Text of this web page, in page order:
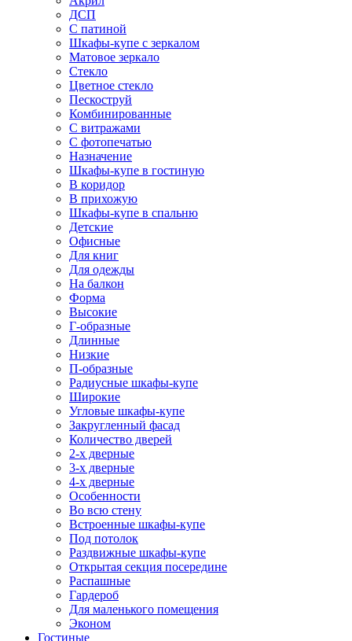
ДСП
С патиной
Шкафы-купе с зеркалом
Матовое зеркало
Стекло
Цветное стекло
Пескоструй
Комбинированные
С витражами
С фотопечатью
Назначение
Шкафы-купе в гостиную
В коридор
В прихожую
Шкафы-купе в спальню
Детские
Офисные
Для книг
Для одежды
На балкон
Форма
Высокие
Г-образные
Длинные
Низкие
П-образные
Радиусные шкафы-купе
Широкие
Угловые шкафы-купе
Закругленный фасад
Количество дверей
2-х дверные
3-х дверные
4-х дверные
Особенности
Во всю стену
Встроенные шкафы-купе
Под потолок
Раздвижные шкафы-купе
Открытая секция посередине
Распашные
Гардероб
Для маленького помещения
Эконом
Гостиные